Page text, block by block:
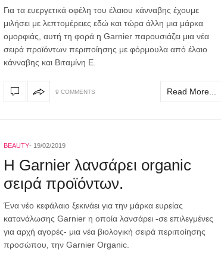
Για τα ευεργετικά οφέλη του έλαιου κάνναβης έχουμε
μιλήσει με λεπτομέρειες εδώ και τώρα άλλη μια μάρκα
ομορφιάς, αυτή τη φορά η Garnier παρουσιάζει μια νέα
σειρά προϊόντων περιποίησης με φόρμουλα από έλαιο
κάνναβης και Βιταμίνη Ε.
9 COMMENTS Read More...
BEAUTY 19/02/2019
Η Garnier λανσάρει organic
σειρά προϊόντων.
Ένα νέο κεφάλαιο ξεκινάει για την μάρκα ευρείας
κατανάλωσης Garnier η οποία λανσάρει -σε επιλεγμένες
για αρχή αγορές- μια νέα βιολογική σειρά περιποίησης
προσώπου, την Garnier Organic.